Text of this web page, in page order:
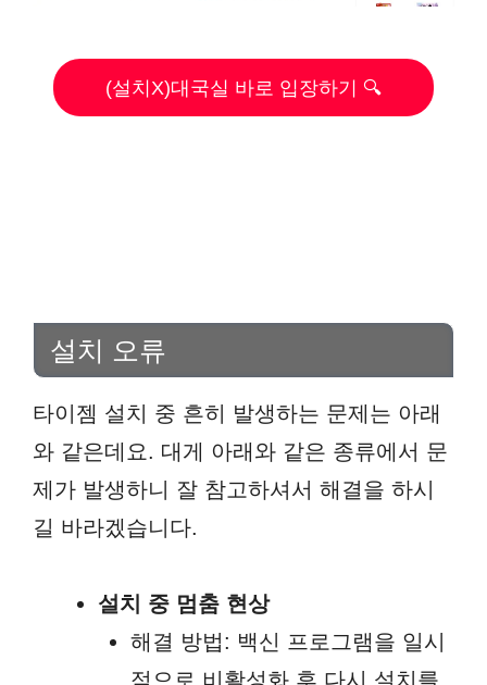
(설치X)대국실 바로 입장하기 🔍
설치 오류
타이젬 설치 중 흔히 발생하는 문제는 아래
와 같은데요. 대게 아래와 같은 종류에서 문
제가 발생하니 잘 참고하셔서 해결을 하시
길 바라겠습니다.
설치 중 멈춤 현상
해결 방법: 백신 프로그램을 일시
적으로 비활성화 후 다시 설치를